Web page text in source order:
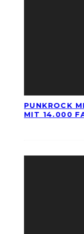
PUNKROCK
MIT 14.000